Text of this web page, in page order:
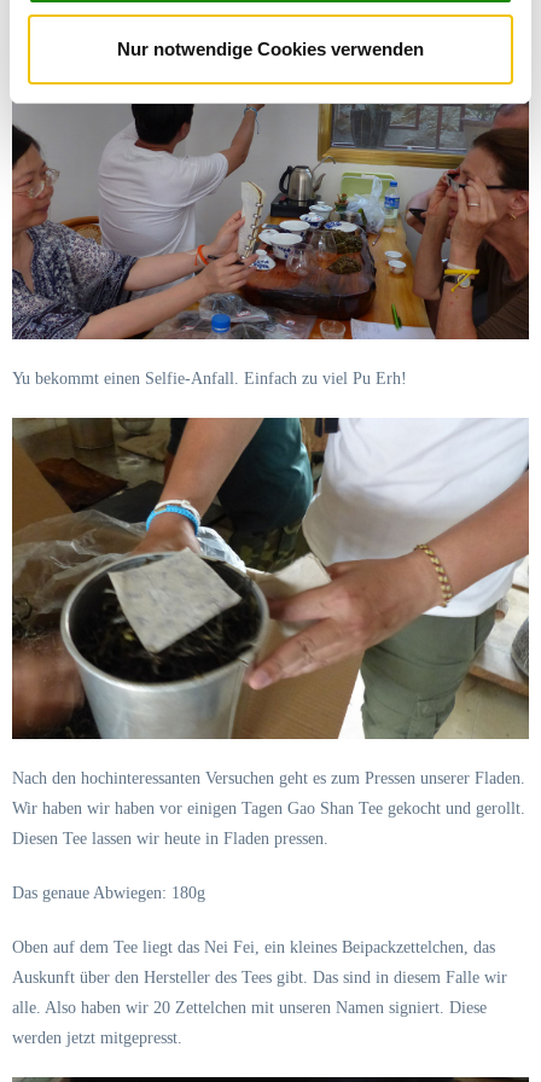
analysieren. Außerdem geben wir Informationen zu Ihrer
Verwendung unserer Website an unsere Partner für
weiteren Daten zusammen, die Sie ihnen bereitgestellt
haben oder die sie im Rahmen Ihrer Nutzung der Dienste
gesammelt haben. Sie geben Einwilligung zu unseren
Cookies, wenn Sie unsere Webseite weiterhin nutzen.
Nur notwendige Cookies verwenden
verschieden gewesen sein.
Yu bekommt einen Selfie-Anfall. Einfach zu viel Pu Erh!
Nach den hochinteressanten Versuchen geht es zum Pressen unserer Fladen.
Wir haben wir haben vor einigen Tagen Gao Shan Tee gekocht und gerollt.
Diesen Tee lassen wir heute in Fladen pressen.
Das genaue Abwiegen: 180g
Oben auf dem Tee liegt das Nei Fei, ein kleines Beipackzettelchen, das
Auskunft über den Hersteller des Tees gibt. Das sind in diesem Falle wir
alle. Also haben wir 20 Zettelchen mit unseren Namen signiert. Diese
werden jetzt mitgepresst.